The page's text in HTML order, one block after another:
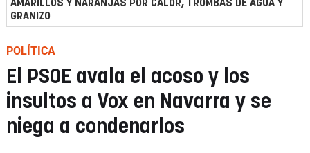
AMARILLOS Y NARANJAS POR CALOR, TROMBAS DE AGUA Y
GRANIZO
POLÍTICA
El PSOE avala el acoso y los
insultos a Vox en Navarra y se
niega a condenarlos